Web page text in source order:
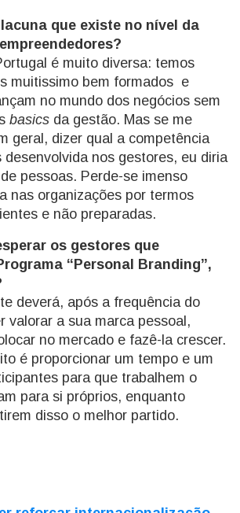
que existe no nível da
é muito diversa: temos
muitissimo bem formados e
no mundo dos negócios sem
basics da gestão. Mas se me
geral, dizer qual a competência
desenvolvida nos gestores, eu diria
pessoas. Perde-se imenso
nas organizações por termos
e não preparadas.
os gestores que
“Personal Branding”,
deverá, após a frequência do
valorar a sua marca pessoal,
no mercado e fazê-la crescer.
é proporcionar um tempo e um
para que trabalhem o
para si próprios, enquanto
disso o melhor partido.